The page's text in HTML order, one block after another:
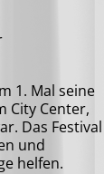
1. Mal seine
City Center,
Das Festival
und
helfen.